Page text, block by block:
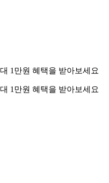
1만원 혜택을 받아보세요
1만원 혜택을 받아보세요